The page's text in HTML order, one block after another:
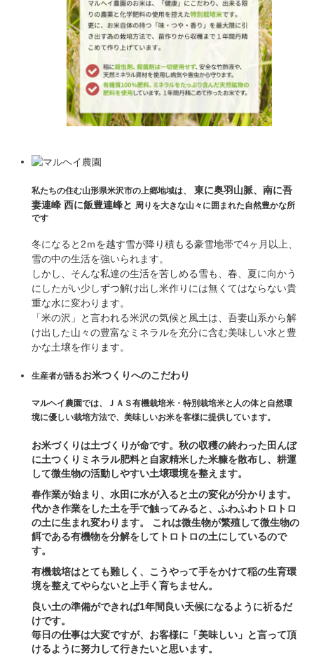
私たちの住む山形県米沢市の上郷地域は、
東に奥羽山脈、南に吾
妻連峰 西に飯豊連峰と 周りを大きな山々に囲まれた自然豊かな所
です
冬になると2ｍを越す雪が降り積もる豪雪地帯で4ヶ月以上、
雪の中の生活を強いられます。
しかし、そんな私達の生活を苦しめる雪も、春、夏に向かう
にしたがい少しずつ解け出し米作りには無くてはならない貴
重な水に変わります。
「米の沢」と言われる米沢の気候と風土は、吾妻山系から解
け出した山々の豊富なミネラルを充分に含む美味しい水と豊
かな土壌を作ります。
生産者が語るお米つくりへのこだわり
マルヘイ農園では、ＪＡＳ有機栽培米・特別栽培米と人の体と自然環
境に優しい栽培方法で、美味しいお米を客様に提供しています。
お米づくりは土づくりが命です。秋の収穫の終わった田んぼ
に土つくりミネラル肥料と自家精米した米糠を散布し、耕運
して微生物の活動しやすい土壌環境を整えます。
春作業が始まり、水田に水が入ると土の変化が分かります。
代かき作業をした土を手で触ってみると、ふわふわトロトロ
の土に生まれ変わります。 これは微生物が繁殖して微生物の
餌である有機物を分解をしてトロトロの土にしているので
す。
有機栽培はとても難しく、こうやって手をかけて稲の生育環
境を整えてやらないと上手く育ちません。
良い土の準備ができれば1年間良い天候になるように祈るだ
けです。
毎日の仕事は大変ですが、お客様に「美味しい」と言って頂
けるように努力して行きたいと思います。